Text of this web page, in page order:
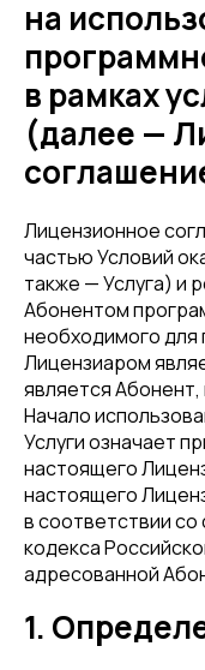
на
в рамках
(далее —
Лицензионное
частью Условий
также — Услуга) и
Абонентом
необходимого для
Лицензиаром
является Абонент,
Начало
Услуги означает
настоящего
настоящего
в соответствии со
кодекса
адресованной
1.